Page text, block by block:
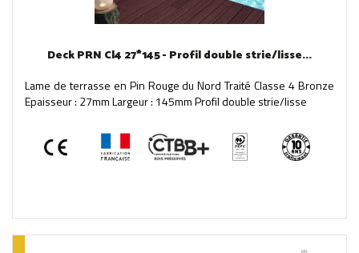
Deck PRN Cl4 27*145 - Profil double strie/lisse...
Lame de terrasse en Pin Rouge du Nord Traité Classe 4 Bronze
Epaisseur : 27mm Largeur : 145mm Profil double strie/lisse